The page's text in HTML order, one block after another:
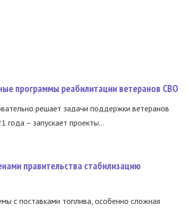
программы реабилитации ветеранов СВО
решает задачи поддержки ветеранов
– запускает проекты...
правительства стабилизацию
с поставками топлива, особенно сложная